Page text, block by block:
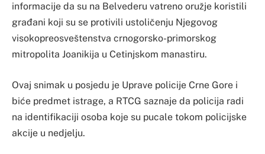
informacije da su na Belvederu vatreno oružje koristili
građani koji su se protivili ustoličenju Njegovog
visokopreosveštenstva crnogorsko-primorskog
mitropolita Joanikija u Cetinjskom manastiru.
Ovaj snimak u posjedu je Uprave policije Crne Gore i
biće predmet istrage, a RTCG saznaje da policija radi
na identifikaciji osoba koje su pucale tokom policijske
akcije u nedjelju.